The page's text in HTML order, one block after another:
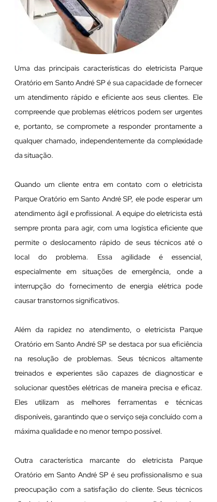
Uma das principais características do eletricista Parque
Oratório em Santo André SP é sua capacidade de fornecer
um atendimento rápido e eficiente aos seus clientes. Ele
compreende que problemas elétricos podem ser urgentes
e, portanto, se compromete a responder prontamente a
qualquer chamado, independentemente da complexidade
da situação.
Quando um cliente entra em contato com o eletricista
Parque Oratório em Santo André SP, ele pode esperar um
atendimento ágil e profissional. A equipe do eletricista está
sempre pronta para agir, com uma logística eficiente que
permite o deslocamento rápido de seus técnicos até o
local do problema. Essa agilidade é essencial,
especialmente em situações de emergência, onde a
interrupção do fornecimento de energia elétrica pode
causar transtornos significativos.
Além da rapidez no atendimento, o eletricista Parque
Oratório em Santo André SP se destaca por sua eficiência
na resolução de problemas. Seus técnicos altamente
treinados e experientes são capazes de diagnosticar e
solucionar questões elétricas de maneira precisa e eficaz.
Eles utilizam as melhores ferramentas e técnicas
disponíveis, garantindo que o serviço seja concluído com a
máxima qualidade e no menor tempo possível.
Outra característica marcante do eletricista Parque
Oratório em Santo André SP é seu profissionalismo e sua
preocupação com a satisfação do cliente. Seus técnicos